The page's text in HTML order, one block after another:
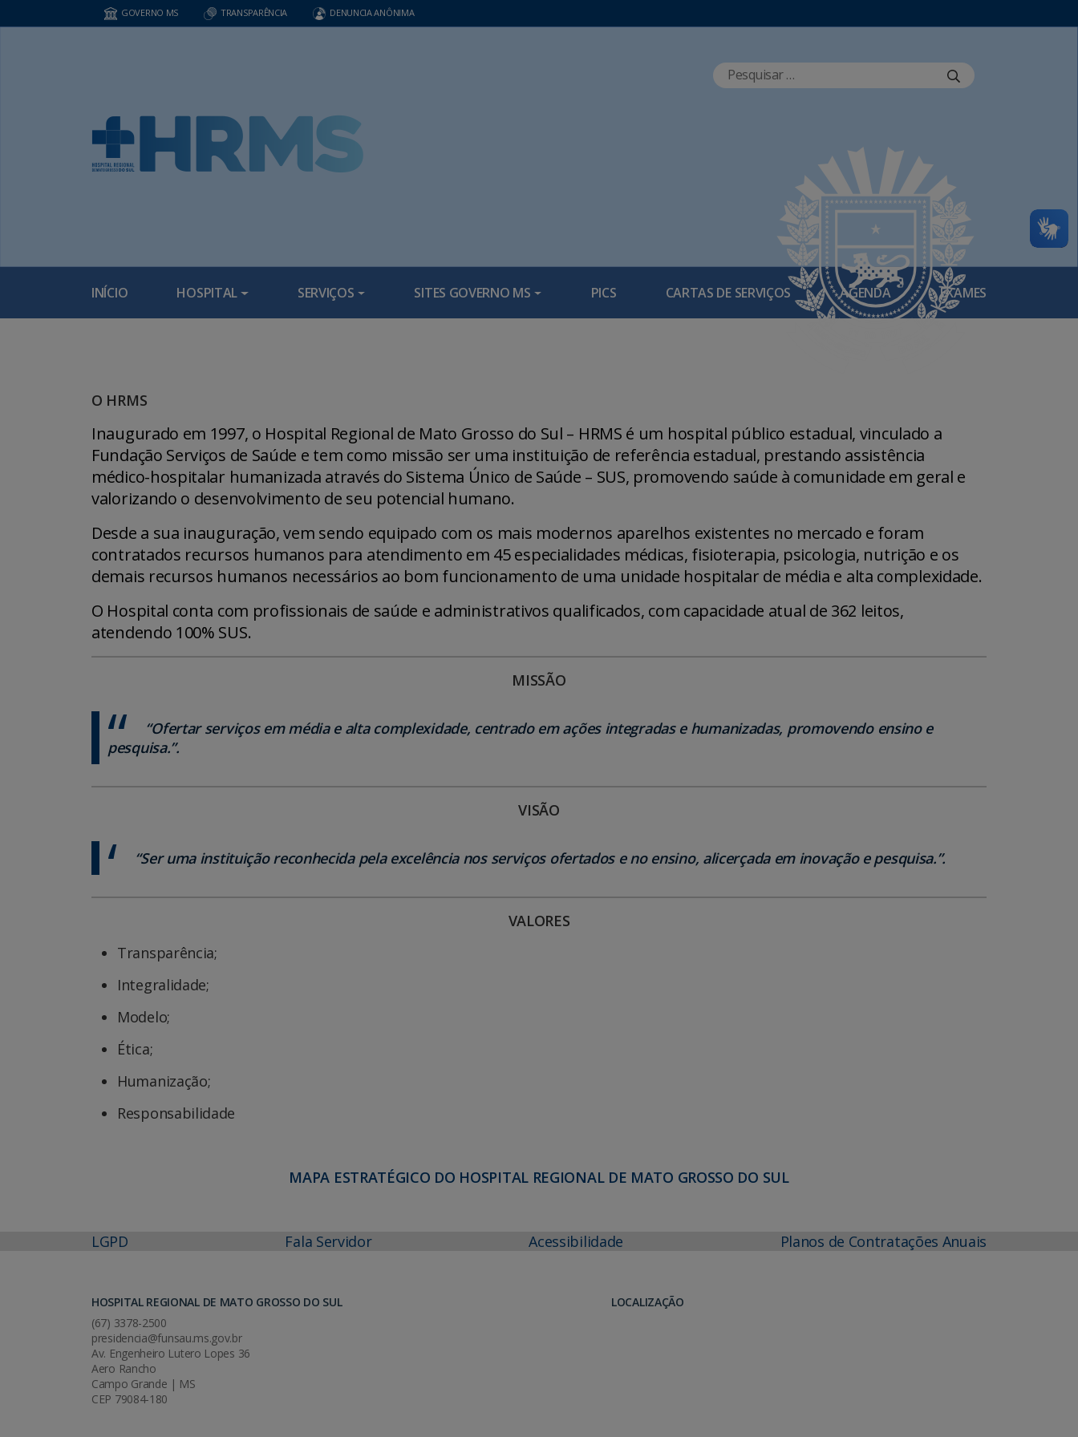
GOVERNO MS TRANSPARÊNCIA DENUNCIA ANÔNIMA
INÍCIO HOSPITAL SERVIÇOS SITES GOVERNO MS PICS CARTAS DE SERVIÇOS AGENDA EXAMES
O HRMS
Inaugurado em 1997, o Hospital Regional de Mato Grosso do Sul – HRMS é um hospital público estadual, vinculado a
Fundação Serviços de Saúde e tem como missão ser uma instituição de referência estadual, prestando assistência
médico-hospitalar humanizada através do Sistema Único de Saúde – SUS, promovendo saúde à comunidade em geral e
valorizando o desenvolvimento de seu potencial humano.
Desde a sua inauguração, vem sendo equipado com os mais modernos aparelhos existentes no mercado e foram
contratados recursos humanos para atendimento em 45 especialidades médicas, fisioterapia, psicologia, nutrição e os
demais recursos humanos necessários ao bom funcionamento de uma unidade hospitalar de média e alta complexidade.
O Hospital conta com profissionais de saúde e administrativos qualificados, com capacidade atual de 362 leitos,
atendendo 100% SUS.
MISSÃO
“Ofertar serviços em média e alta complexidade, centrado em ações integradas e humanizadas, promovendo ensino e
pesquisa.”.
VISÃO
“Ser uma instituição reconhecida pela excelência nos serviços ofertados e no ensino, alicerçada em inovação e pesquisa.”.
VALORES
Transparência;
Integralidade;
Modelo;
Ética;
Humanização;
Responsabilidade
MAPA ESTRATÉGICO DO HOSPITAL REGIONAL DE MATO GROSSO DO SUL
LGPD Fala Servidor Acessibilidade Planos de Contratações Anuais
HOSPITAL REGIONAL DE MATO GROSSO DO SUL
(67) 3378-2500
presidencia@funsau.ms.gov.br
Av. Engenheiro Lutero Lopes 36
Aero Rancho
Campo Grande | MS
CEP 79084-180
LOCALIZAÇÃO